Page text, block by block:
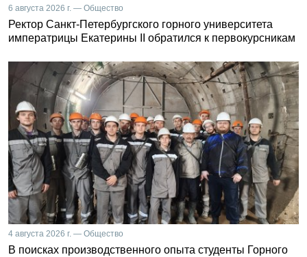
6 августа 2026 г. — Общество
Ректор Санкт-Петербургского горного университета
императрицы Екатерины II обратился к первокурсникам
4 августа 2026 г. — Общество
В поисках производственного опыта студенты Горного